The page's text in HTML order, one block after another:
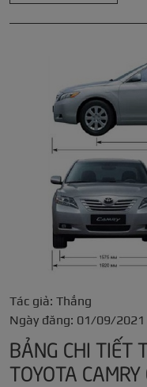
Tác giả: Thắng
Ngày đăng: 01/09/2021
BẢNG CHI TIẾT
TOYOTA